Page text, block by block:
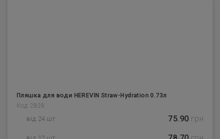
Пляшка для води HEREVIN Straw-Hydration 0.73л
Код: 2828
від 24 шт 75.90 грн